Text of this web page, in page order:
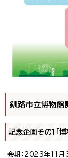
釧路市立博物館
記念企画その1「
会期：2023年11月3